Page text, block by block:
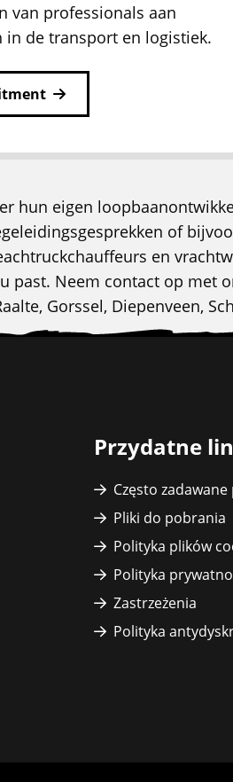
van professionals aan
in de transport en logistiek.
hun eigen
of
en
past. Neem contact op met
Gorssel, Diepenveen,
Przydatne
Często
Pliki do pobrania
Polityka plików
Polityka
Zastrzeżenia
Polityka